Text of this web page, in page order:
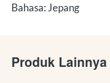
Bahasa: Jepang
Produk Lainnya